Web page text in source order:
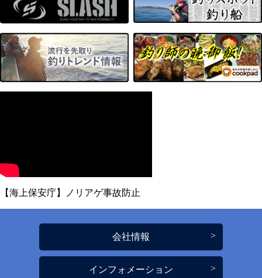
【海上保安庁】ノリアゲ事故防止
会社情報
インフォメーション